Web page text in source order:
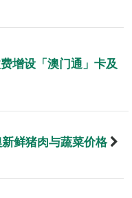
增设「澳门通」卡及
鲜猪肉与蔬菜价格